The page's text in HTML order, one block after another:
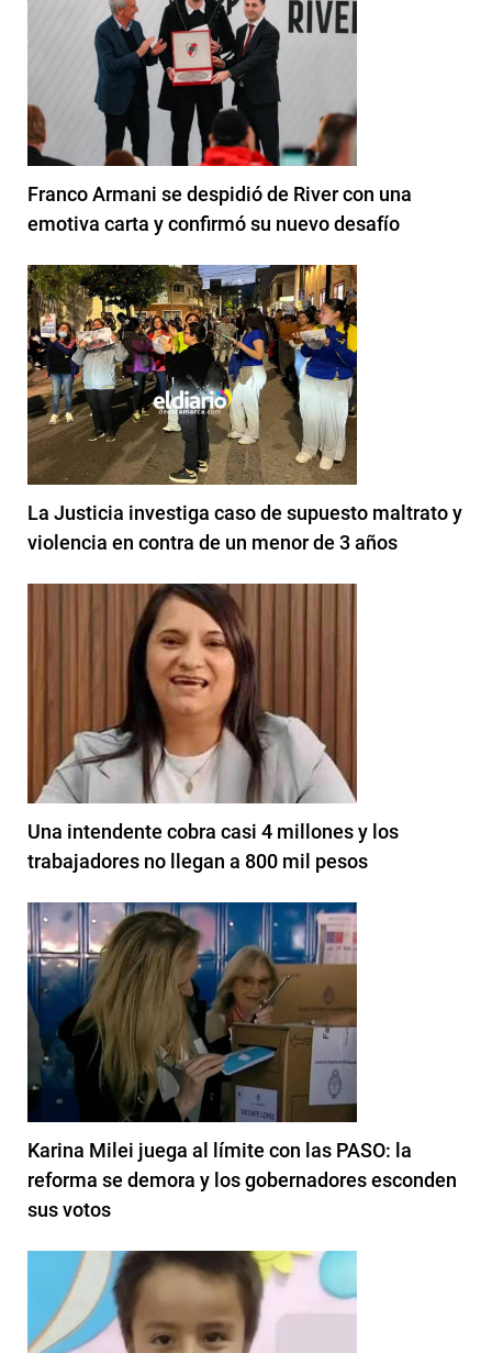
Franco Armani se despidió de River con una
emotiva carta y confirmó su nuevo desafío
La Justicia investiga caso de supuesto maltrato y
violencia en contra de un menor de 3 años
Una intendente cobra casi 4 millones y los
trabajadores no llegan a 800 mil pesos
Karina Milei juega al límite con las PASO: la
reforma se demora y los gobernadores esconden
sus votos